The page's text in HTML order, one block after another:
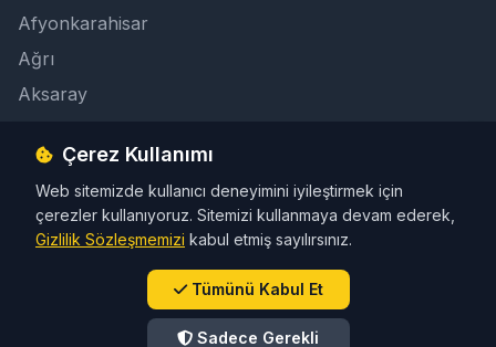
Afyonkarahisar
Ağrı
Aksaray
İletişim
info@taksicibul.com
İletişim Butonu
Çerez Kullanımı
Web sitemizde kullanıcı deneyimini iyileştirmek için
çerezler kullanıyoruz. Sitemizi kullanmaya devam ederek,
Gizlilik Sözleşmemizi kabul etmiş sayılırsınız.
Tümünü Kabul Et
Sadece Gerekli